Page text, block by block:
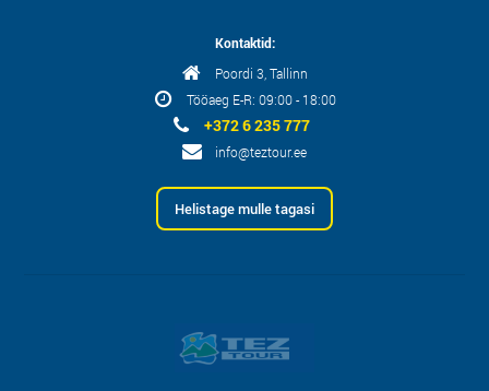
Kontaktid:
Poordi 3, Tallinn
Tööaeg E-R: 09:00 - 18:00
+372 6 235 777
info@teztour.ee
Helistage mulle tagasi